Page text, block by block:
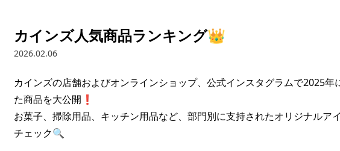
カインズ人気商品ランキング👑
2026.02.06
カインズの店舗およびオンラインショップ、公式インスタグラムで2025年
た商品を大公開❗
お菓子、掃除用品、キッチン用品など、部門別に支持されたオリジナルア
チェック🔍